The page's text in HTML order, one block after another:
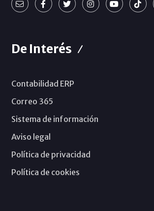
De Interés
Contabilidad ERP
Correo 365
Sistema de información
Aviso legal
Política de privacidad
Política de cookies